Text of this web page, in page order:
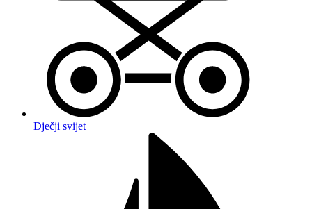
Dječji svijet